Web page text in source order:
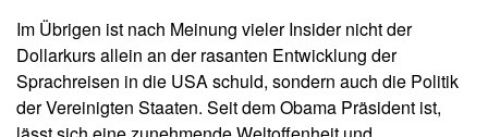
Im Übrigen ist nach Meinung vieler Insider nicht der
Dollarkurs allein an der rasanten Entwicklung der
Sprachreisen in die USA schuld, sondern auch die Politik
der Vereinigten Staaten. Seit dem Obama Präsident ist,